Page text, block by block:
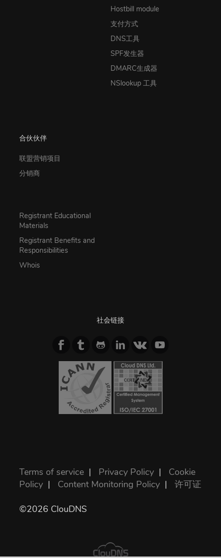
Hostbill module
支付方式
DNS工具
SPF发生器
DMARC生成器
NSlookup 工具
合伙伙伴
联盟营销项目
分销商
Registrant Educational
Materials
Registrant Benefits and
Responsibilities
Whois
社会链接
Terms of service | Privacy Policy | Cookie
Policy | Content Monitoring Policy | 许可证
©2026 ClouDNS